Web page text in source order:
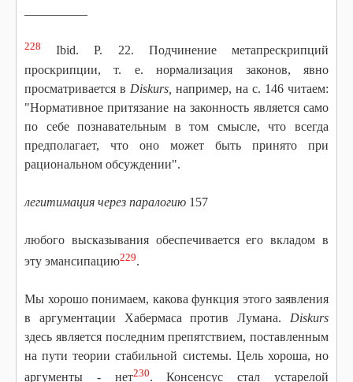
228
Ibid. P. 22. Подчинение метапрескрипций
проскрипции, т. е. нормализация законов, явно
просматривается в Diskurs, например, на с. 146 читаем:
"Нормативное притязание на законность является само
по себе познавательным в том смысле, что всегда
предполагает, что оно может быть принято при
рациональном обсуждении".
легитимация через паралогию 157
любого высказывания обеспечивается его вкладом в
эту эмансипацию229.
Мы хорошо понимаем, какова функция этого заявления
в аргументации Хабермаса против Лумана. Diskurs
здесь является последним препятствием, поставленным
на пути теории стабильной системы. Цель хороша, но
аргументы - нет230. Консенсус стал устарелой